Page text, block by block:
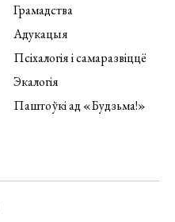
Грамадства
Адукацыя
Псіхалогія і самаразвіццё
Экалогія
Паштоўкі ад «Будзьма!»